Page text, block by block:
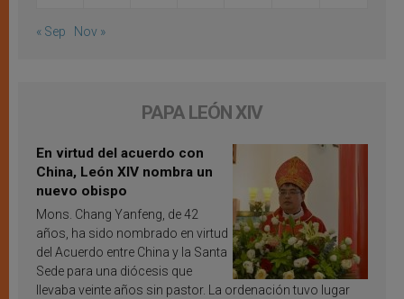
« Sep Nov »
PAPA LEÓN XIV
En virtud del acuerdo con
China, León XIV nombra un
nuevo obispo
Mons. Chang Yanfeng, de 42
años, ha sido nombrado en virtud
del Acuerdo entre China y la Santa
Sede para una diócesis que
llevaba veinte años sin pastor. La ordenación tuvo lugar